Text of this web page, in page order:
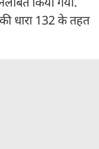
धारा 132 के तहत